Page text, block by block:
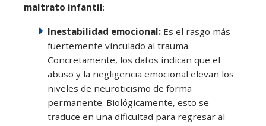
maltrato infantil:
Inestabilidad emocional: Es el rasgo más
fuertemente vinculado al trauma.
Concretamente, los datos indican que el
abuso y la negligencia emocional elevan los
niveles de neuroticismo de forma
permanente. Biológicamente, esto se
traduce en una dificultad para regresar al